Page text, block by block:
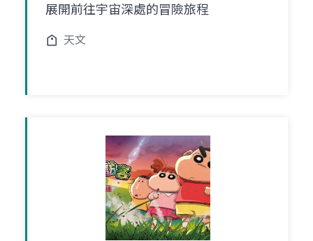
展開前往宇宙深處的冒險旅程
天文